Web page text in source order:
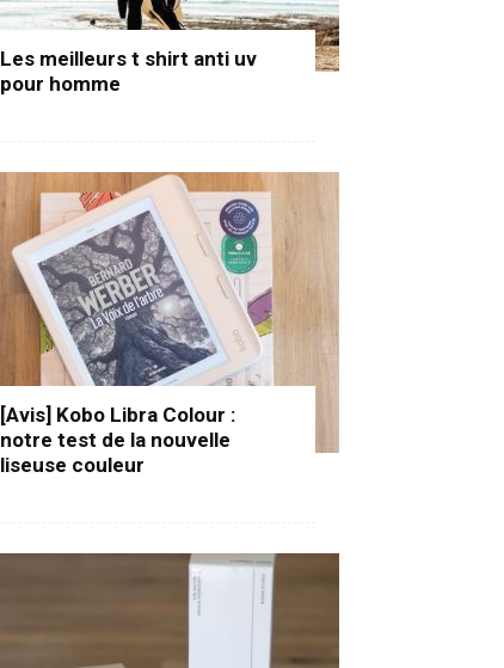
Les meilleurs t shirt anti uv
pour homme
[Avis] Kobo Libra Colour :
notre test de la nouvelle
liseuse couleur